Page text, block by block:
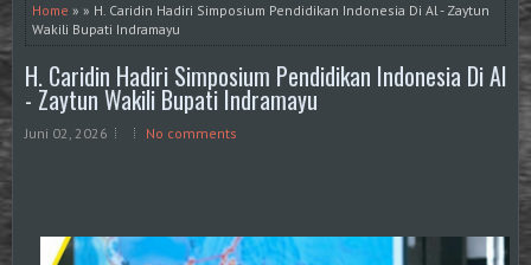
Home » » H. Caridin Hadiri Simposium Pendidikan Indonesia Di Al - Zaytun
Wakili Bupati Indramayu
H. Caridin Hadiri Simposium Pendidikan Indonesia Di Al
- Zaytun Wakili Bupati Indramayu
Juni 02, 2026 No comments